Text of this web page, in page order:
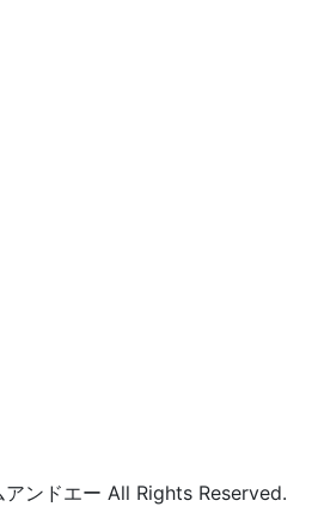
ンドエー All Rights Reserved.